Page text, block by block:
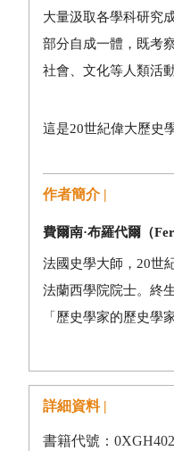
大量汲取各學科研究
部分自成一體，既考
社會、文化等人類活
這是20世紀偉大歷史
作者簡介 |
費爾南·布羅代爾（
法國史學大師， 20世
法蘭西學院院士。終
「歷史學家的歷史學
詳細資料 |
書籍代號：